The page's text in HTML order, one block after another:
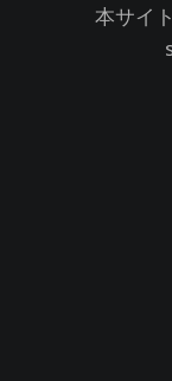
本サイ